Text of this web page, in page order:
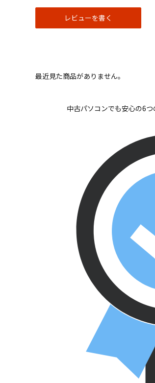
レビューを書く
最近見た商品がありません。
中古パソコンでも安心の6つ